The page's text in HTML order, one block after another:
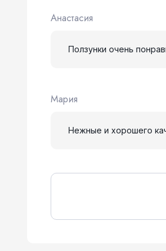
Анастасия
Ползунки очень
Мария
Нежные и хорошего